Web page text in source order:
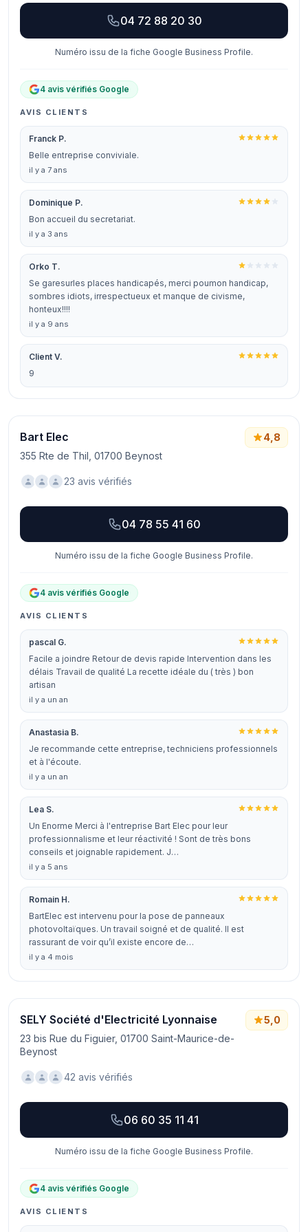
04 72 88 20 30
Numéro issu de la fiche Google Business Profile.
4 avis vérifiés Google
AVIS CLIENTS
Franck P.
Belle entreprise conviviale.
il y a 7 ans
Dominique P.
Bon accueil du secretariat.
il y a 3 ans
Orko T.
Se garesurles places handicapés, merci poumon handicap,
sombres idiots, irrespectueux et manque de civisme,
honteux!!!!
il y a 9 ans
Client V.
9
Bart Elec
355 Rte de Thil, 01700 Beynost
4,8
23 avis vérifiés
04 78 55 41 60
Numéro issu de la fiche Google Business Profile.
4 avis vérifiés Google
AVIS CLIENTS
pascal G.
Facile a joindre Retour de devis rapide Intervention dans les
délais Travail de qualité La recette idéale du ( très ) bon
artisan
il y a un an
Anastasia B.
Je recommande cette entreprise, techniciens professionnels
et à l'écoute.
il y a un an
Lea S.
Un Enorme Merci à l'entreprise Bart Elec pour leur
professionnalisme et leur réactivité ! Sont de très bons
conseils et joignable rapidement. J…
il y a 5 ans
Romain H.
BartElec est intervenu pour la pose de panneaux
photovoltaïques. Un travail soigné et de qualité. Il est
rassurant de voir qu’il existe encore de…
il y a 4 mois
SELY Société d'Electricité Lyonnaise
23 bis Rue du Figuier, 01700 Saint-Maurice-de-
Beynost
5,0
42 avis vérifiés
06 60 35 11 41
Numéro issu de la fiche Google Business Profile.
4 avis vérifiés Google
AVIS CLIENTS